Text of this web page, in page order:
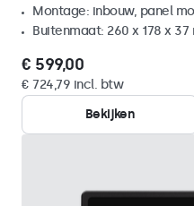
Montage: inbouw, panel
Buitenmaat: 260 x 178 x 37
€ 599,00
€ 724,79 incl. btw
Bekijken